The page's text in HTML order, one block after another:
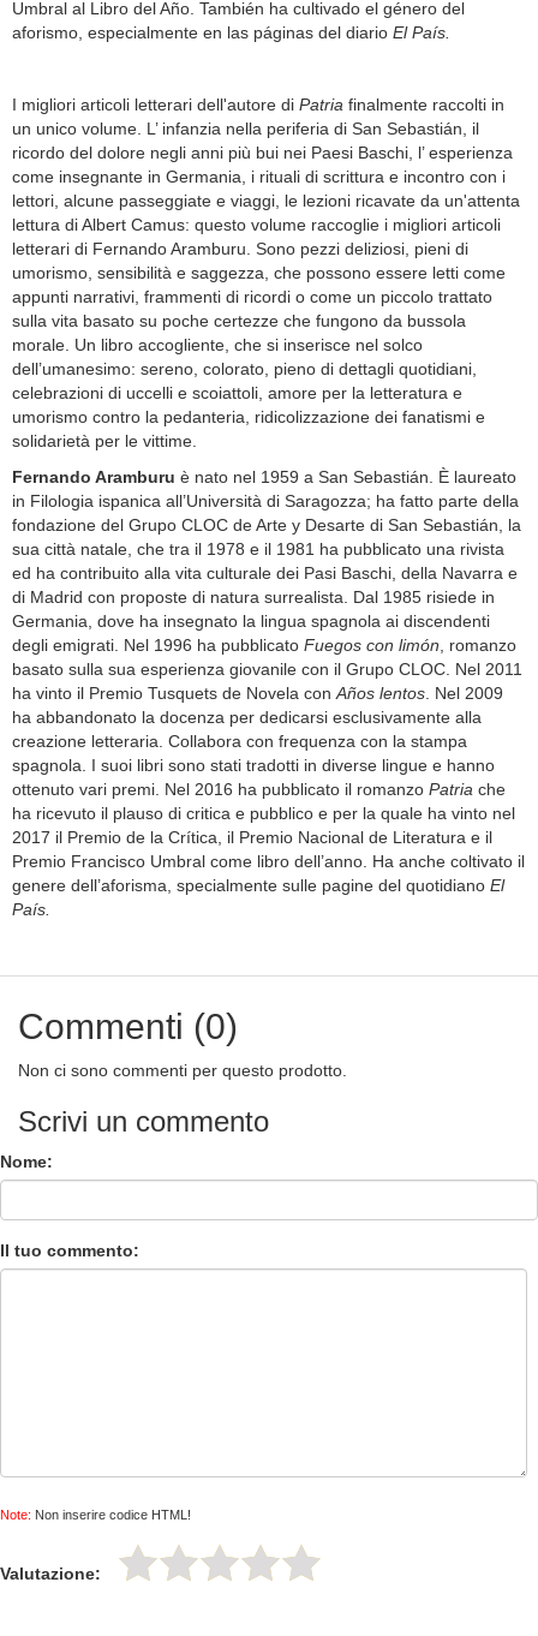
Umbral al Libro del Año. También ha cultivado el género del
aforismo, especialmente en las páginas del diario El País.
I migliori articoli letterari dell'autore di Patria finalmente raccolti in
un unico volume. L’ infanzia nella periferia di San Sebastián, il
ricordo del dolore negli anni più bui nei Paesi Baschi, l’ esperienza
come insegnante in Germania, i rituali di scrittura e incontro con i
lettori, alcune passeggiate e viaggi, le lezioni ricavate da un'attenta
lettura di Albert Camus: questo volume raccoglie i migliori articoli
letterari di Fernando Aramburu. Sono pezzi deliziosi, pieni di
umorismo, sensibilità e saggezza, che possono essere letti come
appunti narrativi, frammenti di ricordi o come un piccolo trattato
sulla vita basato su poche certezze che fungono da bussola
morale. Un libro accogliente, che si inserisce nel solco
dell’umanesimo: sereno, colorato, pieno di dettagli quotidiani,
celebrazioni di uccelli e scoiattoli, amore per la letteratura e
umorismo contro la pedanteria, ridicolizzazione dei fanatismi e
solidarietà per le vittime.
Fernando Aramburu è nato nel 1959 a San Sebastián. È laureato
in Filologia ispanica all’Università di Saragozza; ha fatto parte della
fondazione del Grupo CLOC de Arte y Desarte di San Sebastián, la
sua città natale, che tra il 1978 e il 1981 ha pubblicato una rivista
ed ha contribuito alla vita culturale dei Pasi Baschi, della Navarra e
di Madrid con proposte di natura surrealista. Dal 1985 risiede in
Germania, dove ha insegnato la lingua spagnola ai discendenti
degli emigrati. Nel 1996 ha pubblicato Fuegos con limón, romanzo
basato sulla sua esperienza giovanile con il Grupo CLOC. Nel 2011
ha vinto il Premio Tusquets de Novela conAños lentos. Nel 2009
ha abbandonato la docenza per dedicarsi esclusivamente alla
creazione letteraria. Collabora con frequenza con la stampa
spagnola. I suoi libri sono stati tradotti in diverse lingue e hanno
ottenuto vari premi. Nel 2016 ha pubblicato il romanzo Patria che
ha ricevuto il plauso di critica e pubblico e per la quale ha vinto nel
2017 il Premio de la Crítica, il Premio Nacional de Literatura e il
Premio Francisco Umbral come libro dell’anno. Ha anche coltivato il
genere dell’aforisma, specialmente sulle pagine del quotidiano El
País.
Commenti (0)
Non ci sono commenti per questo prodotto.
Scrivi un commento
Nome:
Il tuo commento:
Note: Non inserire codice HTML!
Valutazione: